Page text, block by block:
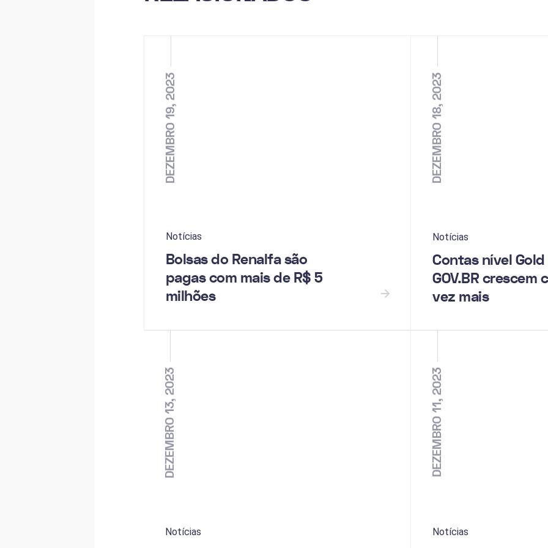
DEZEMBRO 19, 2023
Notícias
Bolsas do Renalfa são
pagas com mais de R$ 5
milhões
DEZEMBRO 18, 2023
Notícias
Contas nível
GOV.BR crescem
vez mais
DEZEMBRO 13, 2023
Notícias
DEZEMBRO 11, 2023
Notícias